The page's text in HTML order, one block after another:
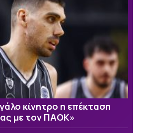
κίνητρο η επέκταση
με τον ΠΑΟΚ»